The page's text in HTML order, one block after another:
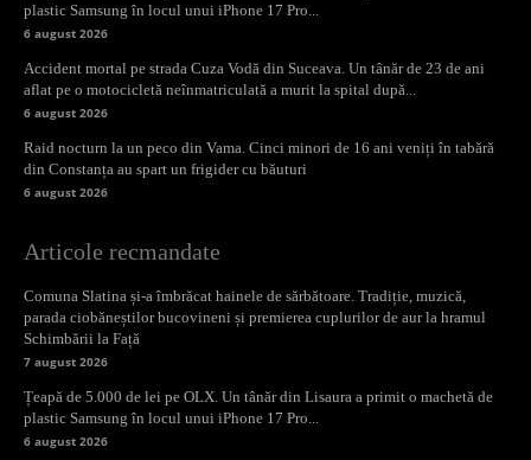
plastic Samsung în locul unui iPhone 17 Pro...
6 august 2026
Accident mortal pe strada Cuza Vodă din Suceava. Un tânăr de 23 de ani
aflat pe o motocicletă neînmatriculată a murit la spital după...
6 august 2026
Raid nocturn la un peco din Vama. Cinci minori de 16 ani veniți în tabără
din Constanța au spart un frigider cu băuturi
6 august 2026
Articole recmandate
Comuna Slatina și-a îmbrăcat hainele de sărbătoare. Tradiție, muzică,
parada ciobăneștilor bucovineni și premierea cuplurilor de aur la hramul
Schimbării la Față
7 august 2026
Țeapă de 5.000 de lei pe OLX. Un tânăr din Lisaura a primit o machetă de
plastic Samsung în locul unui iPhone 17 Pro...
6 august 2026